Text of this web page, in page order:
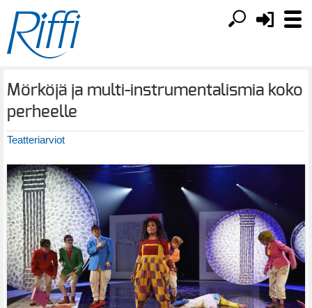
Mörköjä ja multi-instrumentalismia koko
perheelle
Teatteriarviot